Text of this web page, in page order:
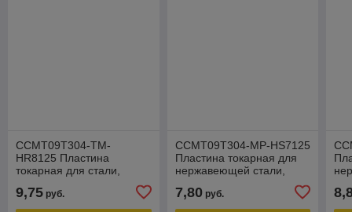
CCMT09T304-TM-
HR8125 Пластина
токарная для стали,
получистовая обработка
9,75 руб.
CCMT09T304-MP-HS7125
Пластина токарная для
нержавеющей стали,
получистовая обработка
7,80руб.